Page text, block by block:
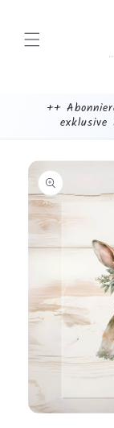
Inhalt
++
mehr
dazu...